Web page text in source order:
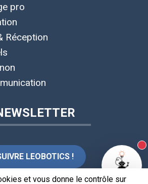
pro
Réception
LEOBOTICS !
et vous donne le contrôle sur